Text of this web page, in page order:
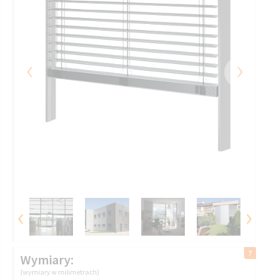
‹ ›
‹ ›
Wymiary:
(wymiary w milimetrach)